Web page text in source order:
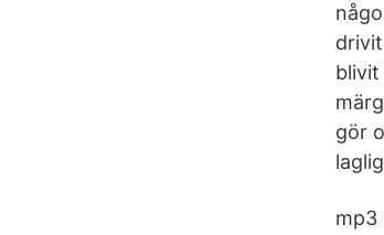
blivit
gör
mp3